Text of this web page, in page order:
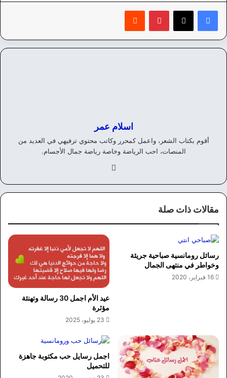
بينتيريست
اسلام عمر
أقوم بكتاب الشعر، واعمل كمحرر وكاتب محتوي ترفيهي في العديد من
المنصات، احب الرياضة وخاصة رياضة جمال الأجسام.
وك
مقالات ذات صلة
رسائل رومانسية صباحية جريئة
وخواطر في منتهى الجمال
16 فبراير، 2020
عيد الأم اجمل 30 رسالة وتهنئة
مؤثرة
23 يوليو، 2025
اجمل رسايل حب مكتوبة جاهزة
للتحميل